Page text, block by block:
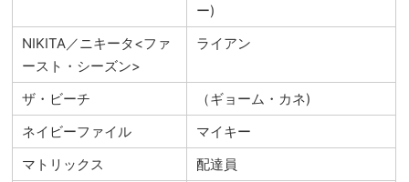
ー)
NIKITA／ニキータ<ファ
ースト・シーズン>
ライアン
ザ・ビーチ
（ギョーム・カネ)
ネイビーファイル
マイキー
マトリックス
配達員